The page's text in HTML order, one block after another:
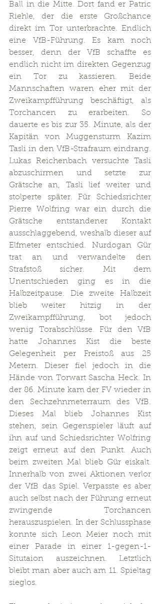
Ball in die Mitte. Dort fand er Patric
Riehle, der die erste Großchance
direkt im Tor unterbrachte. Endlich
eine VfB-Führung. Es kam noch
besser, denn der VfB schaffte es
endlich nicht im direkten Gegenzug
ein Tor zu kassieren. Beide
Mannschaften waren eher mit der
Zweikampfführung beschäftigt, als
Torchancen zu erarbeiten. So
dauerte es bis zur 35. Minute, als der
Kapitän von Muggensturm Kazim
Tasli in den VfB-Strafraum eindrang.
Lukas Reichenbach versuchte Tasli
abzuschirmen und setzte zur
Grätsche an, Tasli lief weiter und
stolperte später. Für Schiedsrichter
Pierre Wolfring war ein durch die
Grätsche entstandener Kontakt
ausschlaggebend, weshalb dieser auf
Elfmeter entschied. Nurdogan Gür
trat an und verwandelte den
Strafstoß sicher. Mit dem
Unentschieden ging es in die
Halbzeitpause. Die zweite Halbzeit
blieb weiter hitzig in der
Zweikampfführung, bot jedoch
wenig Torabschlüsse. Für den VfB
hatte Johannes Kist die beste
Gelegenheit per Freistoß aus 25
Metern. Dieser fiel jedoch in die
Hände von Torwart Sascha Heck. In
der 86. Minute kam der FV wieder in
den Sechzehnmeterraum des VfB.
Dieses Mal blieb Johannes Kist
stehen, sein Gegenspieler läuft auf
ihn auf und Schiedsrichter Wolfring
zeigt erneut auf den Punkt. Auch
beim zweiten Mal blieb Gür eiskalt.
Innerhalb von zwei Aktionen verlor
der VfB das Spiel. Verpasste es aber
auch selbst nach der Führung erneut
zwingende Torchancen
herauszuspielen. In der Schlussphase
konnte sich Leon Meier noch mit
einer Parade in einer 1-gegen-1-
Situtaion auszeichnen. Letztlich
bleibt man aber auch am 11. Spieltag
sieglos.